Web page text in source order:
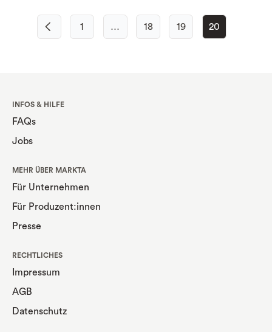
1 … 18 19 20
INFOS & HILFE
FAQs
Jobs
MEHR ÜBER MARKTA
Für Unternehmen
Für Produzent:innen
Presse
RECHTLICHES
Impressum
AGB
Datenschutz